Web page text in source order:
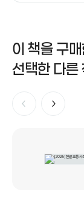
이 책을 구
선택한 다른